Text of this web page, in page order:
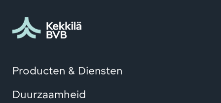
Producten & Diensten
Duurzaamheid